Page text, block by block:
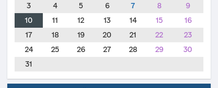
3
4 5 6 7 8
9
10
11 12 13 14 15
16
17
18 19 20 21 22
23
24
25 26 27 28 29
30
31